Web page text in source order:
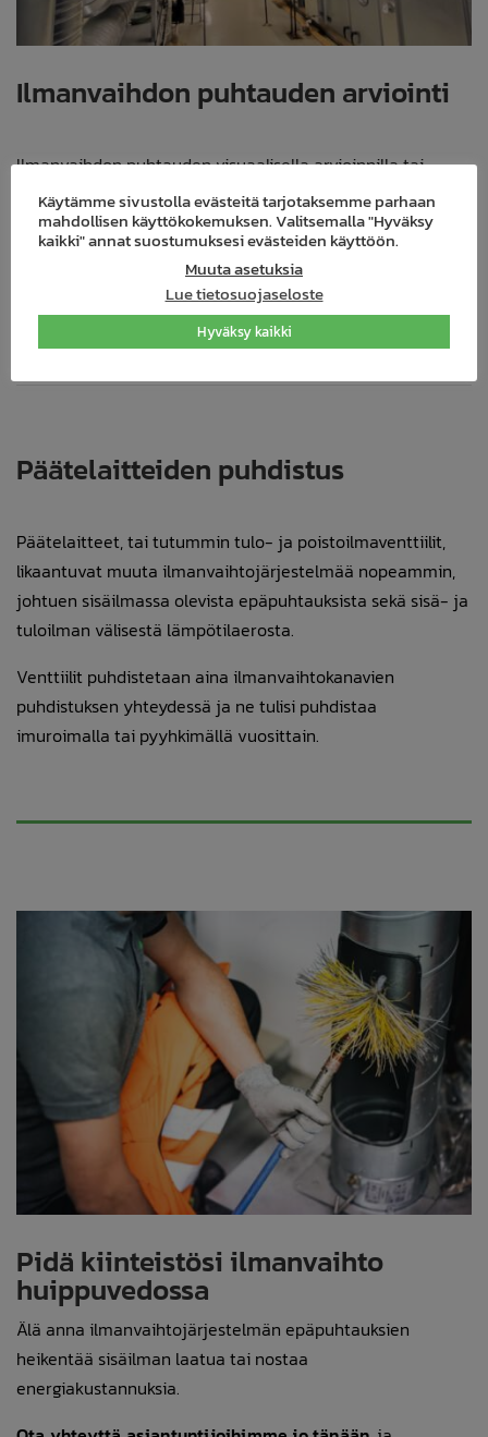
Ilmanvaihdon puhtauden arviointi
Ilmanvaihdon puhtauden visuaalisella arvioinnilla tai
pintapölymittauksella selvitetään ilmanvaihtojärjestelmän
eri osa-alueiden puhtaustaso.
Palvelun avulla voidaan budjetoida sekä jaksottaa
tarvittavia huoltotöitä tuleville vuosille.
Päätelaitteiden puhdistus
Päätelaitteet, tai tutummin tulo- ja poistoilmaventtiilit,
likaantuvat muuta ilmanvaihtojärjestelmää nopeammin,
johtuen sisäilmassa olevista epäpuhtauksista sekä sisä- ja
tuloilman välisestä lämpötilaerosta.
Venttiilit puhdistetaan aina ilmanvaihtokanavien
puhdistuksen yhteydessä ja ne tulisi puhdistaa
imuroimalla tai pyyhkimällä vuosittain.
Pidä kiinteistösi ilmanvaihto
huippuvedossa
Älä anna ilmanvaihtojärjestelmän epäpuhtauksien
heikentää sisäilman laatua tai nostaa
energiakustannuksia.
Käytämme sivustolla evästeitä tarjotaksemme parhaan
mahdollisen käyttökokemuksen. Valitsemalla "Hyväksy
kaikki" annat suostumuksesi evästeiden käyttöön.
Muuta asetuksia
Lue tietosuojaseloste
Hyväksy kaikki